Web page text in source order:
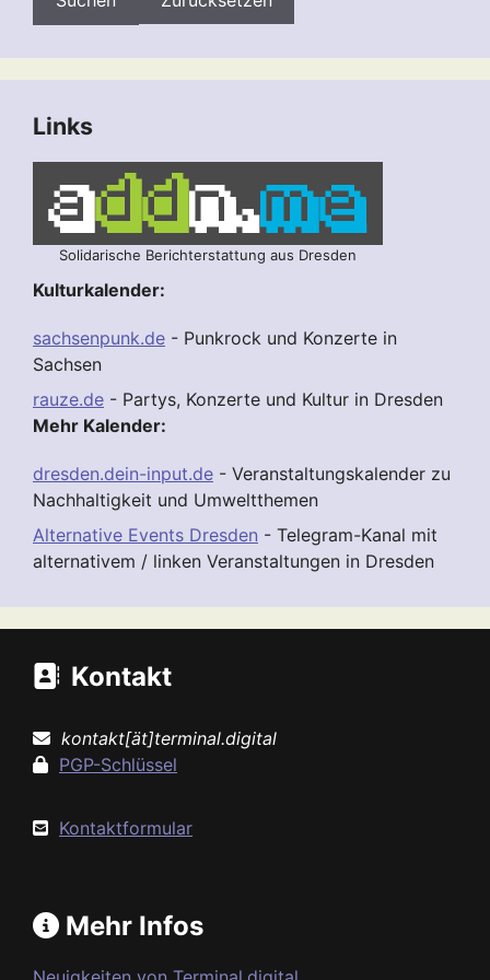
Links
Solidarische Berichterstattung aus Dresden
Kulturkalender:
sachsenpunk.de - Punkrock und Konzerte in
Sachsen
rauze.de - Partys, Konzerte und Kultur in Dresden
Mehr Kalender:
dresden.dein-input.de - Veranstaltungskalender zu
Nachhaltigkeit und Umweltthemen
Alternative Events Dresden - Telegram-Kanal mit
alternativem / linken Veranstaltungen in Dresden
Kontakt
kontakt[ät]terminal.digital
PGP-Schlüssel
Kontaktformular
Mehr Infos